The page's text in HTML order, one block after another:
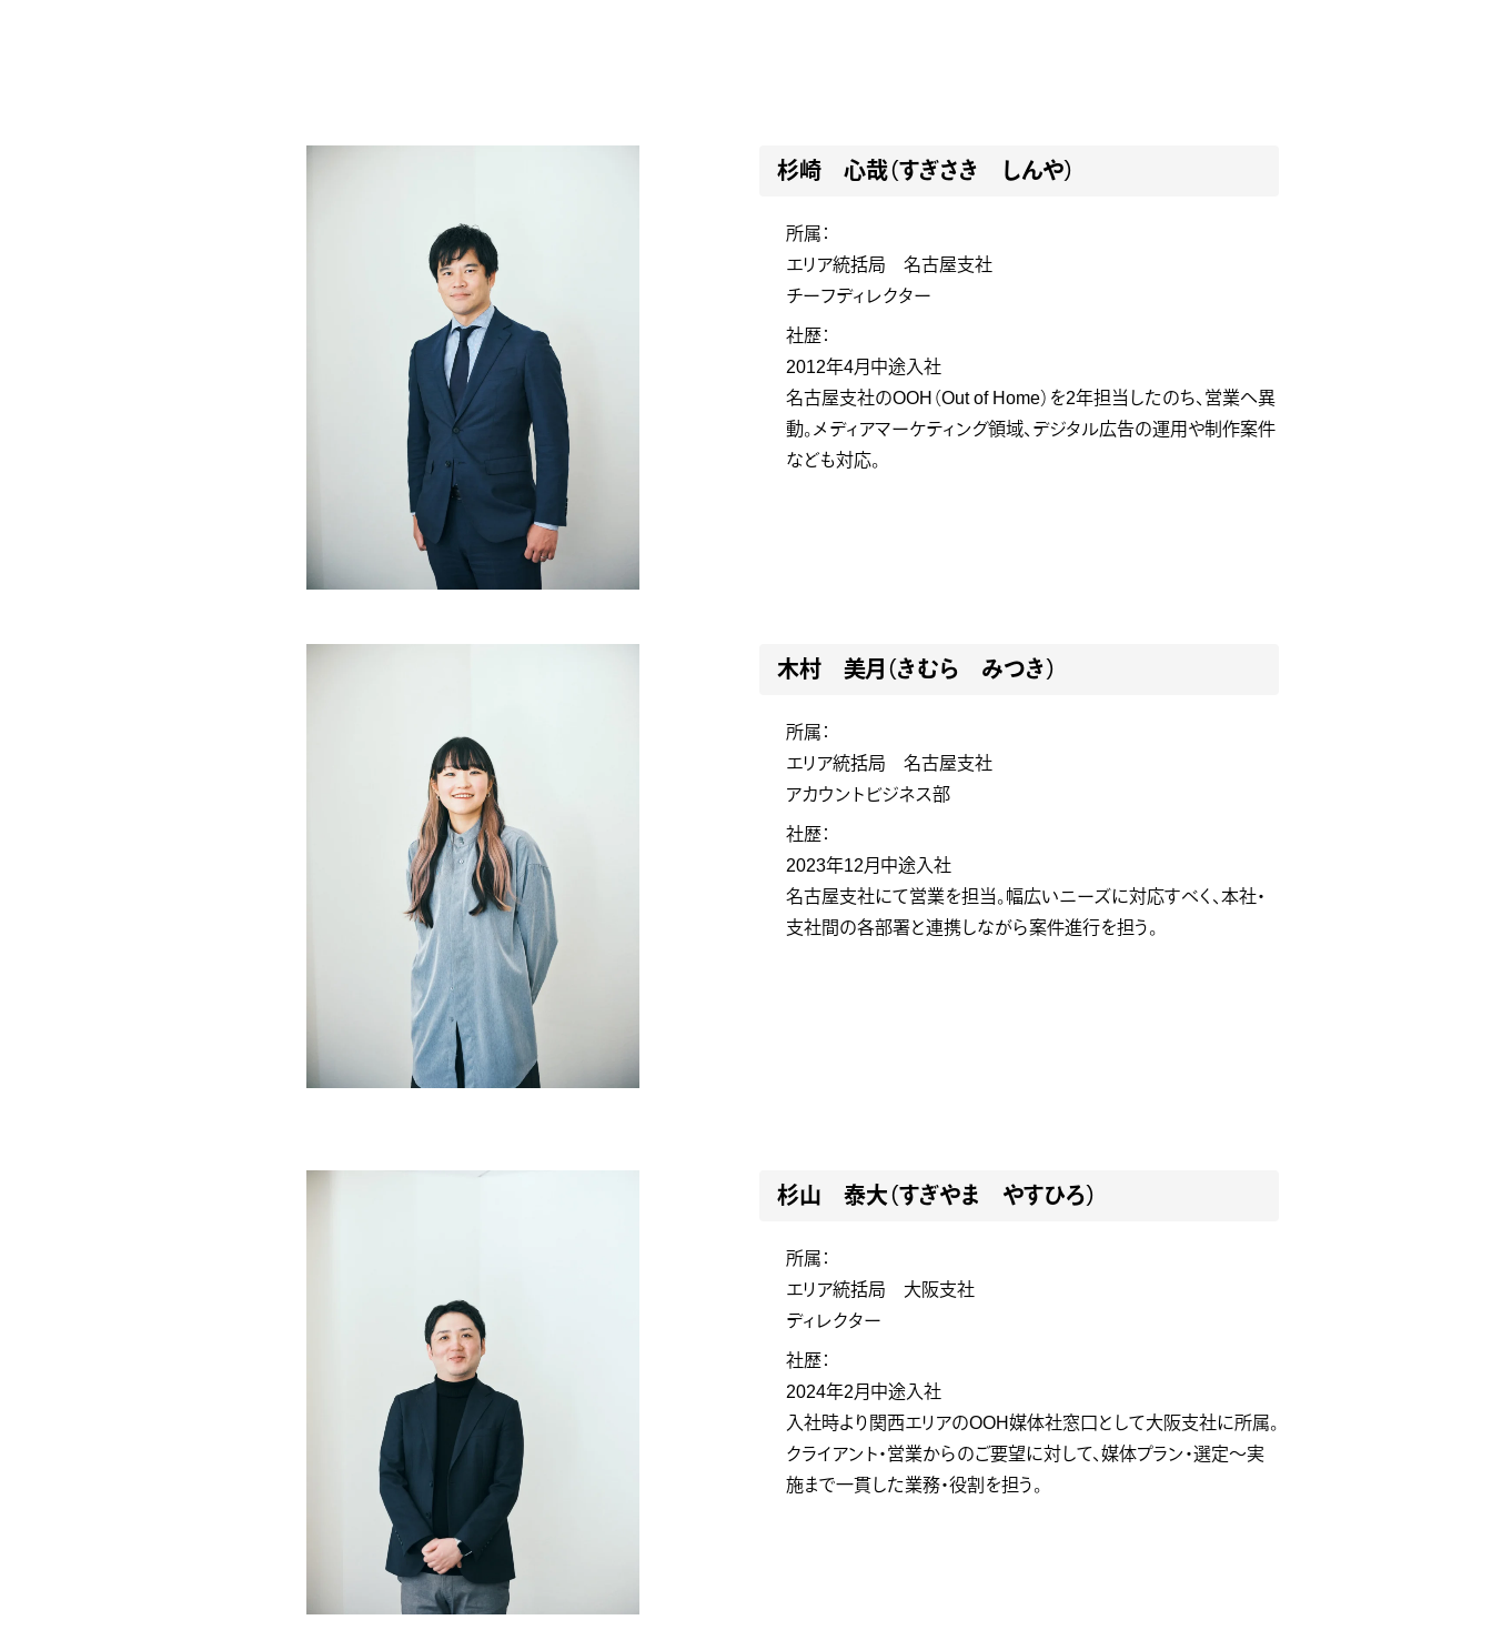
杉崎 心哉（すぎさき しんや）
所属：
エリア統括局 名古屋支社
チーフディレクター
社歴：
2012年4月中途入社
名古屋支社のOOH（Out of Home）を2年担当したのち、営業へ異
動。メディアマーケティング領域、デジタル広告の運用や制作案件
なども対応。
木村 美月（きむら みつき）
所属：
エリア統括局 名古屋支社
アカウントビジネス部
社歴：
2023年12月中途入社
名古屋支社にて営業を担当。幅広いニーズに対応すべく、本社・
支社間の各部署と連携しながら案件進行を担う。
杉山 泰大（すぎやま やすひろ）
所属：
エリア統括局 大阪支社
ディレクター
社歴：
2024年2月中途入社
入社時より関西エリアのOOH媒体社窓口として大阪支社に所属。
クライアント・営業からのご要望に対して、媒体プラン・選定～実
施まで一貫した業務・役割を担う。